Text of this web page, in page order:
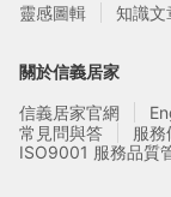
靈感圖輯
知識文
關於信義居家
信義居家官網
常見問與答
服務
ISO9001 服務品質